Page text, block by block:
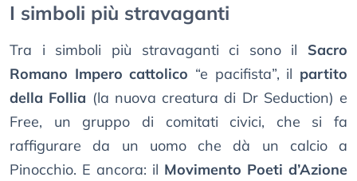
I simboli più stravaganti
Tra i simboli più stravaganti ci sono il Sacro
Romano Impero cattolico “e pacifista”, il partito
della Follia (la nuova creatura di Dr Seduction) e
Free, un gruppo di comitati civici, che si fa
raffigurare da un uomo che dà un calcio a
Pinocchio. E ancora: il Movimento Poeti d’Azione